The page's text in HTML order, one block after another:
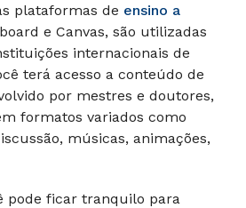
plataformas de ensino a
e Canvas, são utilizadas
internacionais de
terá acesso a conteúdo de
por mestres e doutores,
formatos variados como
músicas, animações,
pode ficar tranquilo para